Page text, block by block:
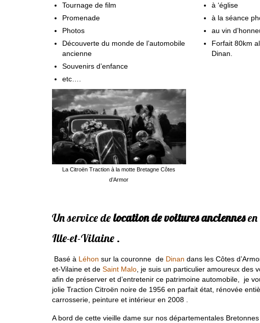
Tournage de film
Promenade
Photos
Découverte du monde de l’automobile
ancienne
Souvenirs d’enfance
etc….
La Citroën Traction à la motte Bretagne Côtes
d’Armor
à ‘église
à la séance
au vin
Forfait 80km
Dinan.
Un service delocation de voitures anciennesen
Ille-et-Vilaine .
Basé à Léhon sur la couronne de Dinan dans les Côtes
et-Vilaine et de Saint Malo , je suis un particulier amoureux des
afin de préserver et d’entretenir ce patrimoine automobile, je
jolie Traction Citroën noire de 1956 en parfait état, rénovée
carrosserie, peinture et intérieur en 2008 .
A bord de cette vieille dame sur nos départementales